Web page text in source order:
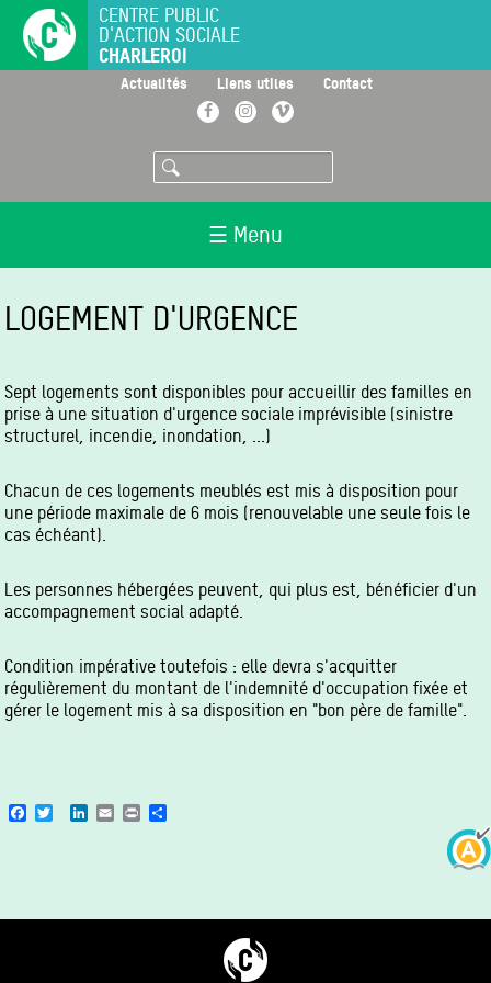
principal
CENTRE PUBLIC
D'ACTION SOCIALE
CHARLEROI
Actualités Liens utiles Contact
FacebookInstagramVimeo
Rechercher
☰ Menu
LOGEMENT D'URGENCE
Sept logements sont disponibles pour accueillir des familles en
prise à une situation d'urgence sociale imprévisible (sinistre
structurel, incendie, inondation, ...)
Chacun de ces logements meublés est mis à disposition pour
une période maximale de 6 mois (renouvelable une seule fois le
cas échéant).
Les personnes hébergées peuvent, qui plus est, bénéficier d'un
accompagnement social adapté.
Condition impérative toutefois : elle devra s'acquitter
régulièrement du montant de l'indemnité d'occupation fixée et
gérer le logement mis à sa disposition en "bon père de famille".
Facebook
TwitterLinkedIn
EmailPrint